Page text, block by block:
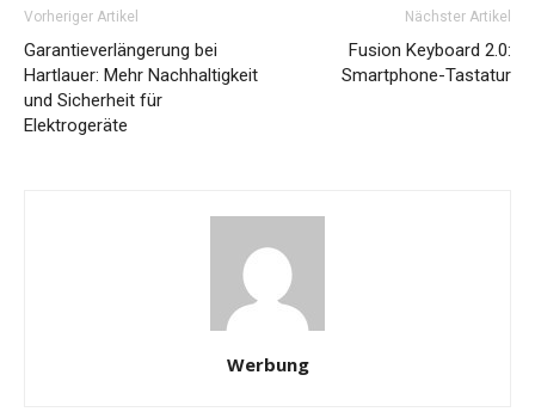
Vorheriger Artikel
Garantieverlängerung bei
Hartlauer: Mehr Nachhaltigkeit
und Sicherheit für
Elektrogeräte
Nächster Artikel
Fusion Keyboard 2.0:
Smartphone-Tastatur
Werbung